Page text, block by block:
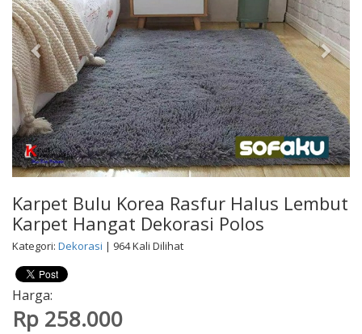
Karpet Bulu Korea Rasfur Halus Lembut
Karpet Hangat Dekorasi Polos
Kategori: Dekorasi | 964 Kali Dilihat
Harga:
Rp 258.000